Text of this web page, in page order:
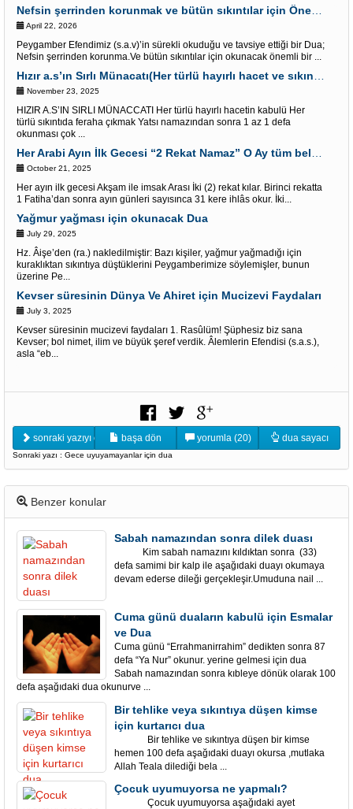
April 22, 2026
Peygamber Efendimiz (s.a.v)’in sürekli okuduğu ve tavsiye ettiği bir Dua;
Nefsin şerrinden korunma.Ve bütün sıkıntılar için okunacak önemli bir ...
November 23, 2025
HIZIR A.S’IN SIRLI MÜNACCATI Her türlü hayırlı hacetin kabulü Her
türlü sıkıntıda feraha çıkmak Yatsı namazından sonra 1 az 1 defa
okunması çok ...
October 21, 2025
Her ayın ilk gecesi Akşam ile imsak Arası İki (2) rekat kılar. Birinci rekatta
1 Fatiha’dan sonra ayın günleri sayısınca 31 kere ihlâs okur. İki...
Yağmur yağması için okunacak Dua
July 29, 2025
Hz. Âişe’den (ra.) nakledilmiştir: Bazı kişiler, yağmur yağmadığı için
kuraklıktan sıkıntıya düştüklerini Peygamberimize söylemişler, bunun
üzerine Pe...
Kevser süresinin Dünya Ve Ahiret için Mucizevi Faydaları
July 3, 2025
Kevser süresinin mucizevi faydaları 1. Rasûlüm! Şüphesiz biz sana
Kevser; bol nimet, ilim ve büyük şeref verdik. Âlemlerin Efendisi (s.a.s.),
asla “eb...
sonraki yazıyı oku başa dön yorumla (20) dua sayacı
Sonraki yazı : Gece uyuyamayanlar için dua
Benzer konular
Sabah namazından sonra dilek duası
Kim sabah namazını kıldıktan sonra (33)
defa samimi bir kalp ile aşağıdaki duayı okumaya
devam ederse dileği gerçekleşir.Umuduna nail ...
Cuma günü duaların kabulü için Esmalar
ve Dua
Cuma günü “Errahmanirrahim” dedikten sonra 87
defa “Ya Nur” okunur. yerine gelmesi için dua
Sabah namazından sonra kıbleye dönük olarak 100
defa aşağıdaki dua okunurve ...
Bir tehlike veya sıkıntıya düşen kimse
için kurtarıcı dua
Bir tehlike ve sıkıntıya düşen bir kimse
hemen 100 defa aşağıdaki duayı okursa ,mutlaka
Allah Teala dilediği bela ...
Çocuk uyumuyorsa ne yapmalı?
Çocuk uyumuyorsa aşağıdaki ayet